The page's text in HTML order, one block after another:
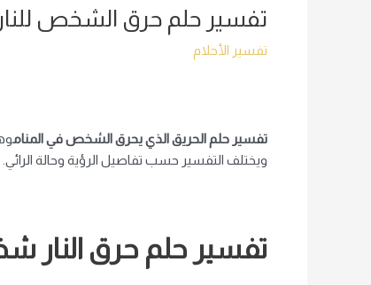
تفسير حلم حرق الشخص للنار
تفسير الأحلام
تفسير حلم الحريق الذي يحرق الشخص في المنام
ويختلف التفسير حسب تفاصيل الرؤية وحالة الرائي.
تفسير حلم حرق